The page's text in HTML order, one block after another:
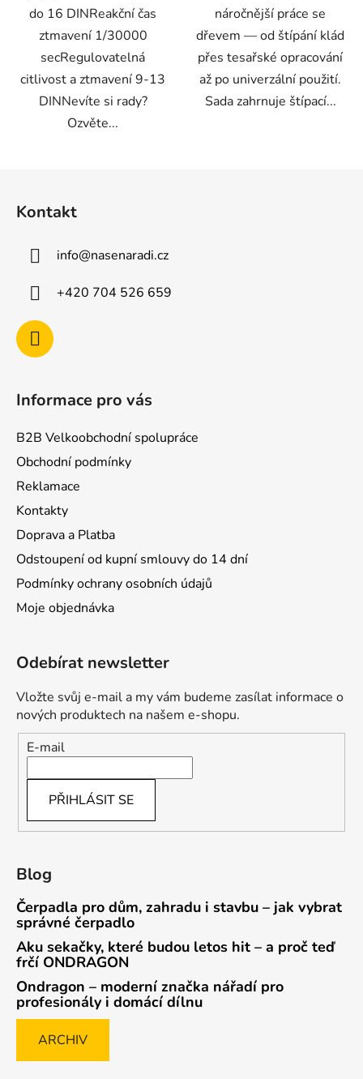
do 16 DINReakční čas
ztmavení 1/30000
secRegulovatelná
citlivost a ztmavení 9-13
DINNevíte si rady?
Ozvěte...
náročnější práce se
dřevem — od štípání klád
přes tesařské opracování
až po univerzální použití.
Sada zahrnuje štípací...
Kontakt
info@nasenaradi.cz
+420 704 526 659
Informace pro vás
B2B Velkoobchodní spolupráce
Obchodní podmínky
Reklamace
Kontakty
Doprava a Platba
Odstoupení od kupní smlouvy do 14 dní
Podmínky ochrany osobních údajů
Moje objednávka
Odebírat newsletter
Vložte svůj e-mail a my vám budeme zasílat informace o
nových produktech na našem e-shopu.
E-mail
PŘIHLÁSIT SE
Blog
Čerpadla pro dům, zahradu i stavbu – jak vybrat
správné čerpadlo
Aku sekačky, které budou letos hit – a proč teď
frčí ONDRAGON
Ondragon – moderní značka nářadí pro
profesionály i domácí dílnu
ARCHIV